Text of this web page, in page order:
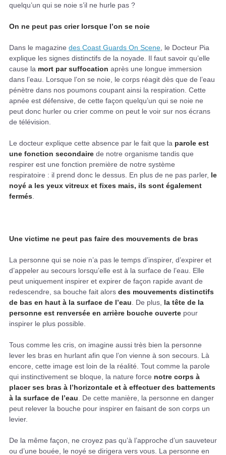
quelqu’un qui se noie s’il ne hurle pas ?
On ne peut pas crier lorsque l’on se noie
Dans le magazine des Coast Guards On Scene , le Docteur Pia
explique les signes distinctifs de la noyade. Il faut savoir qu’elle
cause la mort par suffocation après une longue immersion
dans l’eau. Lorsque l’on se noie, le corps réagit dès que de l’eau
pénètre dans nos poumons coupant ainsi la respiration. Cette
apnée est défensive, de cette façon quelqu’un qui se noie ne
peut donc hurler ou crier comme on peut le voir sur nos écrans
de télévision.
Le docteur explique cette absence par le fait que la parole est
une fonction secondaire de notre organisme tandis que
respirer est une fonction première de notre système
respiratoire : il prend donc le dessus. En plus de ne pas parler, le
noyé a les yeux vitreux et fixes mais, ils sont également
fermés
Une victime ne peut pas faire des mouvements de bras
La personne qui se noie n’a pas le temps d’inspirer, d’expirer et
d’appeler au secours lorsqu’elle est à la surface de l’eau. Elle
peut uniquement inspirer et expirer de façon rapide avant de
redescendre, sa bouche fait alors des mouvements distinctifs
de bas en haut à la surface de l’eau . De plus, la tête de la
personne est renversée en arrière bouche ouverte pour
inspirer le plus possible.
Tous comme les cris, on imagine aussi très bien la personne
lever les bras en hurlant afin que l’on vienne à son secours. Là
encore, cette image est loin de la réalité. Tout comme la parole
qui instinctivement se bloque, la nature force notre corps à
placer ses bras à l’horizontale et à effectuer des battements
à la surface de l’eau . De cette manière, la personne en danger
peut relever la bouche pour inspirer en faisant de son corps un
levier.
De la même façon, ne croyez pas qu’à l’approche d’un sauveteur
ou d’une bouée, le noyé se dirigera vers vous. La personne en